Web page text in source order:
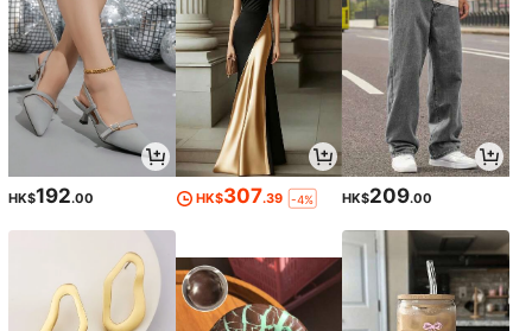
HK$192.00 HK$307.39 -4% HK$209.00